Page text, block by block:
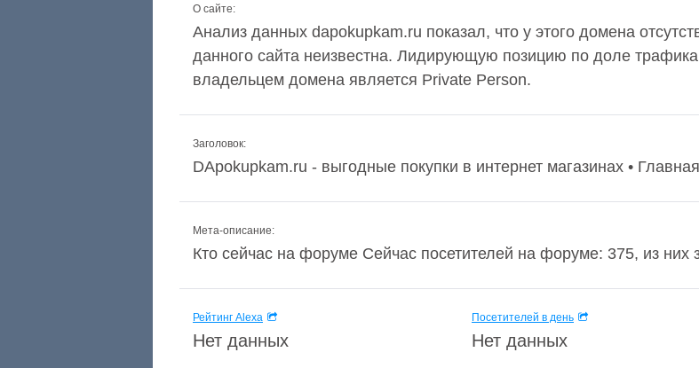
О сайте:
Анализ данных dapokupkam.ru показал, что у этого домена
данного сайта неизвестна. Лидирующую позицию по доле
владельцем домена является Private Person.
Заголовок:
DApokupkam.ru - выгодные покупки в интернет магазинах •
Мета-описание:
Кто сейчас на форуме Сейчас посетителей на форуме: 375, из них
Рейтинг Alexa
Нет данных
Посетителей в день
Нет данных